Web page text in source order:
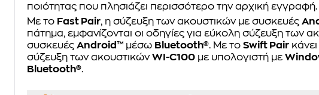
ποιότητας που πλησιάζει περισσότερο την αρχική εγγραφή.
Με το Fast Pair, η σύζευξη των ακουστικών με συσκευές
πάτημα, εμφανίζονται οι οδηγίες για εύκολη σύζευξη των
συσκευές Android™ μέσω Bluetooth®. Με το Swift Pair
σύζευξη των ακουστικώνWI-C100 με υπολογιστή με
Bluetooth®.